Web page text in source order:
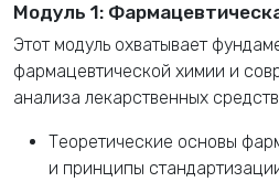
Модуль 1:
Этот модуль охватывает
фармацевтической химии и
анализа лекарственных
Теоретические основы
и принципы